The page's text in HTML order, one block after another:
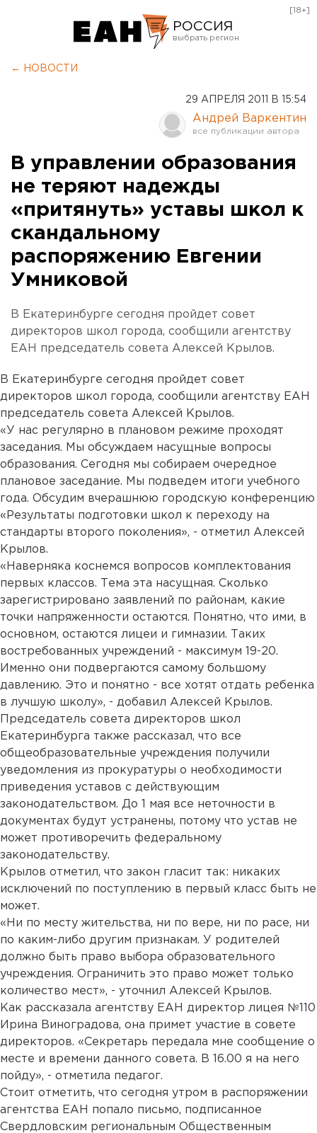
РОССИЯ
Оренбург
[18+]
← НОВОСТИ
29 АПРЕЛЯ 2011 В 15:54
Андрей Варкентин
В управлении образования
не теряют надежды
«притянуть» уставы школ к
скандальному
распоряжению Евгении
Умниковой
В Екатеринбурге сегодня пройдет совет
директоров школ города, сообщили агентству
ЕАН председатель совета Алексей Крылов.
В Екатеринбурге сегодня пройдет совет
директоров школ города, сообщили агентству ЕАН
председатель совета Алексей Крылов.
«У нас регулярно в плановом режиме проходят
заседания. Мы обсуждаем насущные вопросы
образования. Сегодня мы собираем очередное
плановое заседание. Мы подведем итоги учебного
года. Обсудим вчерашнюю городскую конференцию
«Результаты подготовки школ к переходу на
стандарты второго поколения», - отметил Алексей
Крылов.
«Наверняка коснемся вопросов комплектования
первых классов. Тема эта насущная. Сколько
зарегистрировано заявлений по районам, какие
точки напряженности остаются. Понятно, что ими, в
основном, остаются лицеи и гимназии. Таких
востребованных учреждений - максимум 19-20.
Именно они подвергаются самому большому
давлению. Это и понятно - все хотят отдать ребенка
в лучшую школу», - добавил Алексей Крылов.
Председатель совета директоров школ
Екатеринбурга также рассказал, что все
общеобразовательные учреждения получили
уведомления из прокуратуры о необходимости
приведения уставов с действующим
законодательством. До 1 мая все неточности в
документах будут устранены, потому что устав не
может противоречить федеральному
законодательству.
Крылов отметил, что закон гласит так: никаких
исключений по поступлению в первый класс быть не
может.
«Ни по месту жительства, ни по вере, ни по расе, ни
по каким-либо другим признакам. У родителей
должно быть право выбора образовательного
учреждения. Ограничить это право может только
количество мест», - уточнил Алексей Крылов.
Как рассказала агентству ЕАН директор лицея №110
Ирина Виноградова, она примет участие в совете
директоров. «Секретарь передала мне сообщение о
месте и времени данного совета. В 16.00 я на него
пойду», - отметила педагог.
Стоит отметить, что сегодня утром в распоряжении
агентства ЕАН попало письмо, подписанное
Свердловским региональным Общественным